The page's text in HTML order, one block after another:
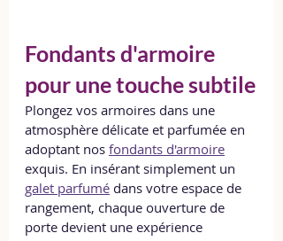
Fondants d'armoire
pour une touche subtile
Plongez vos armoires dans une
atmosphère délicate et parfumée en
adoptant nos fondants d'armoire
exquis. En insérant simplement un
galet parfumé dans votre espace de
rangement, chaque ouverture de
porte devient une expérience